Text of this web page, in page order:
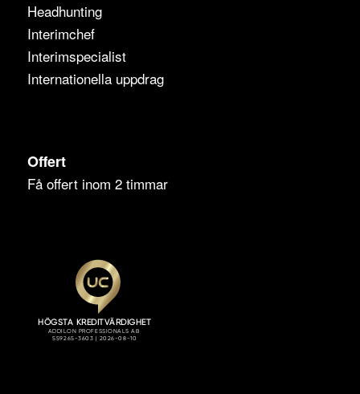
Headhunting
Interimchef
Interimspecialist
Internationella uppdrag
Offert
Få offert inom 2 timmar